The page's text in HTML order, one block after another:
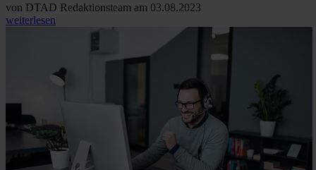
von DTAD Redaktionsteam am 03.08.2023
weiterlesen